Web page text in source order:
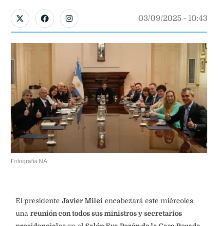
03/09/2025 - 10:43
Fotografía NA
El presidente Javier Milei encabezará este miércoles
una reunión con todos sus ministros y secretarios